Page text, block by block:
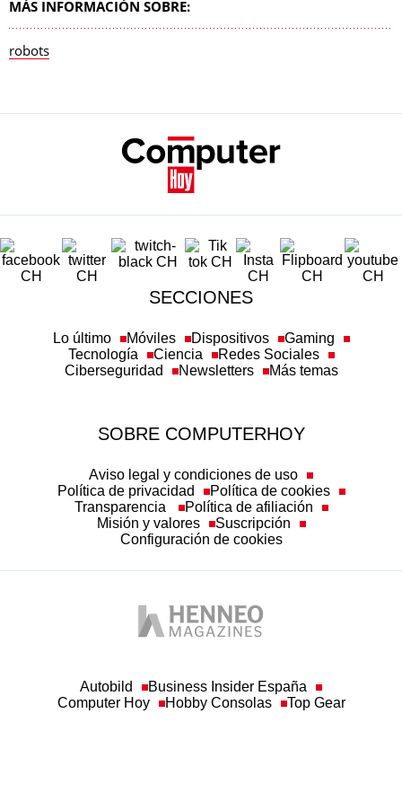
MÁS INFORMACIÓN SOBRE:
robots
SECCIONES
Lo último Móviles Dispositivos
Gaming
Tecnología
Ciencia
Redes Sociales
Ciberseguridad
Newsletters Más temas
SOBRE COMPUTERHOY
Aviso legal y condiciones de uso
Política de privacidad
Política de cookies
Transparencia
Política de afiliación
Misión y valores
Suscripción
Configuración de cookies
Autobild
Business Insider España
Computer Hoy
Hobby Consolas Top Gear